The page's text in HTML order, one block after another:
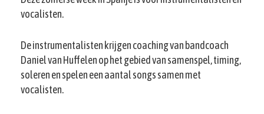
vocalisten.
De instrumentalisten krijgen coaching van bandcoach
Daniel van Huffelen op het gebied van samenspel, timing,
soleren en spelen een aantal songs samen met
vocalisten.